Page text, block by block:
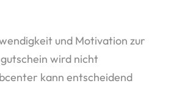
und Motivation zur
wird nicht
kann entscheidend